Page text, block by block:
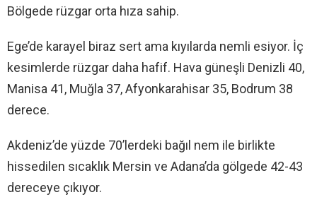
Bölgede rüzgar orta hıza sahip.
Ege’de karayel biraz sert ama kıyılarda nemli esiyor. İç
kesimlerde rüzgar daha hafif. Hava güneşli Denizli 40,
Manisa 41, Muğla 37, Afyonkarahisar 35, Bodrum 38
derece.
Akdeniz’de yüzde 70’lerdeki bağıl nem ile birlikte
hissedilen sıcaklık Mersin ve Adana’da gölgede 42-43
dereceye çıkıyor.